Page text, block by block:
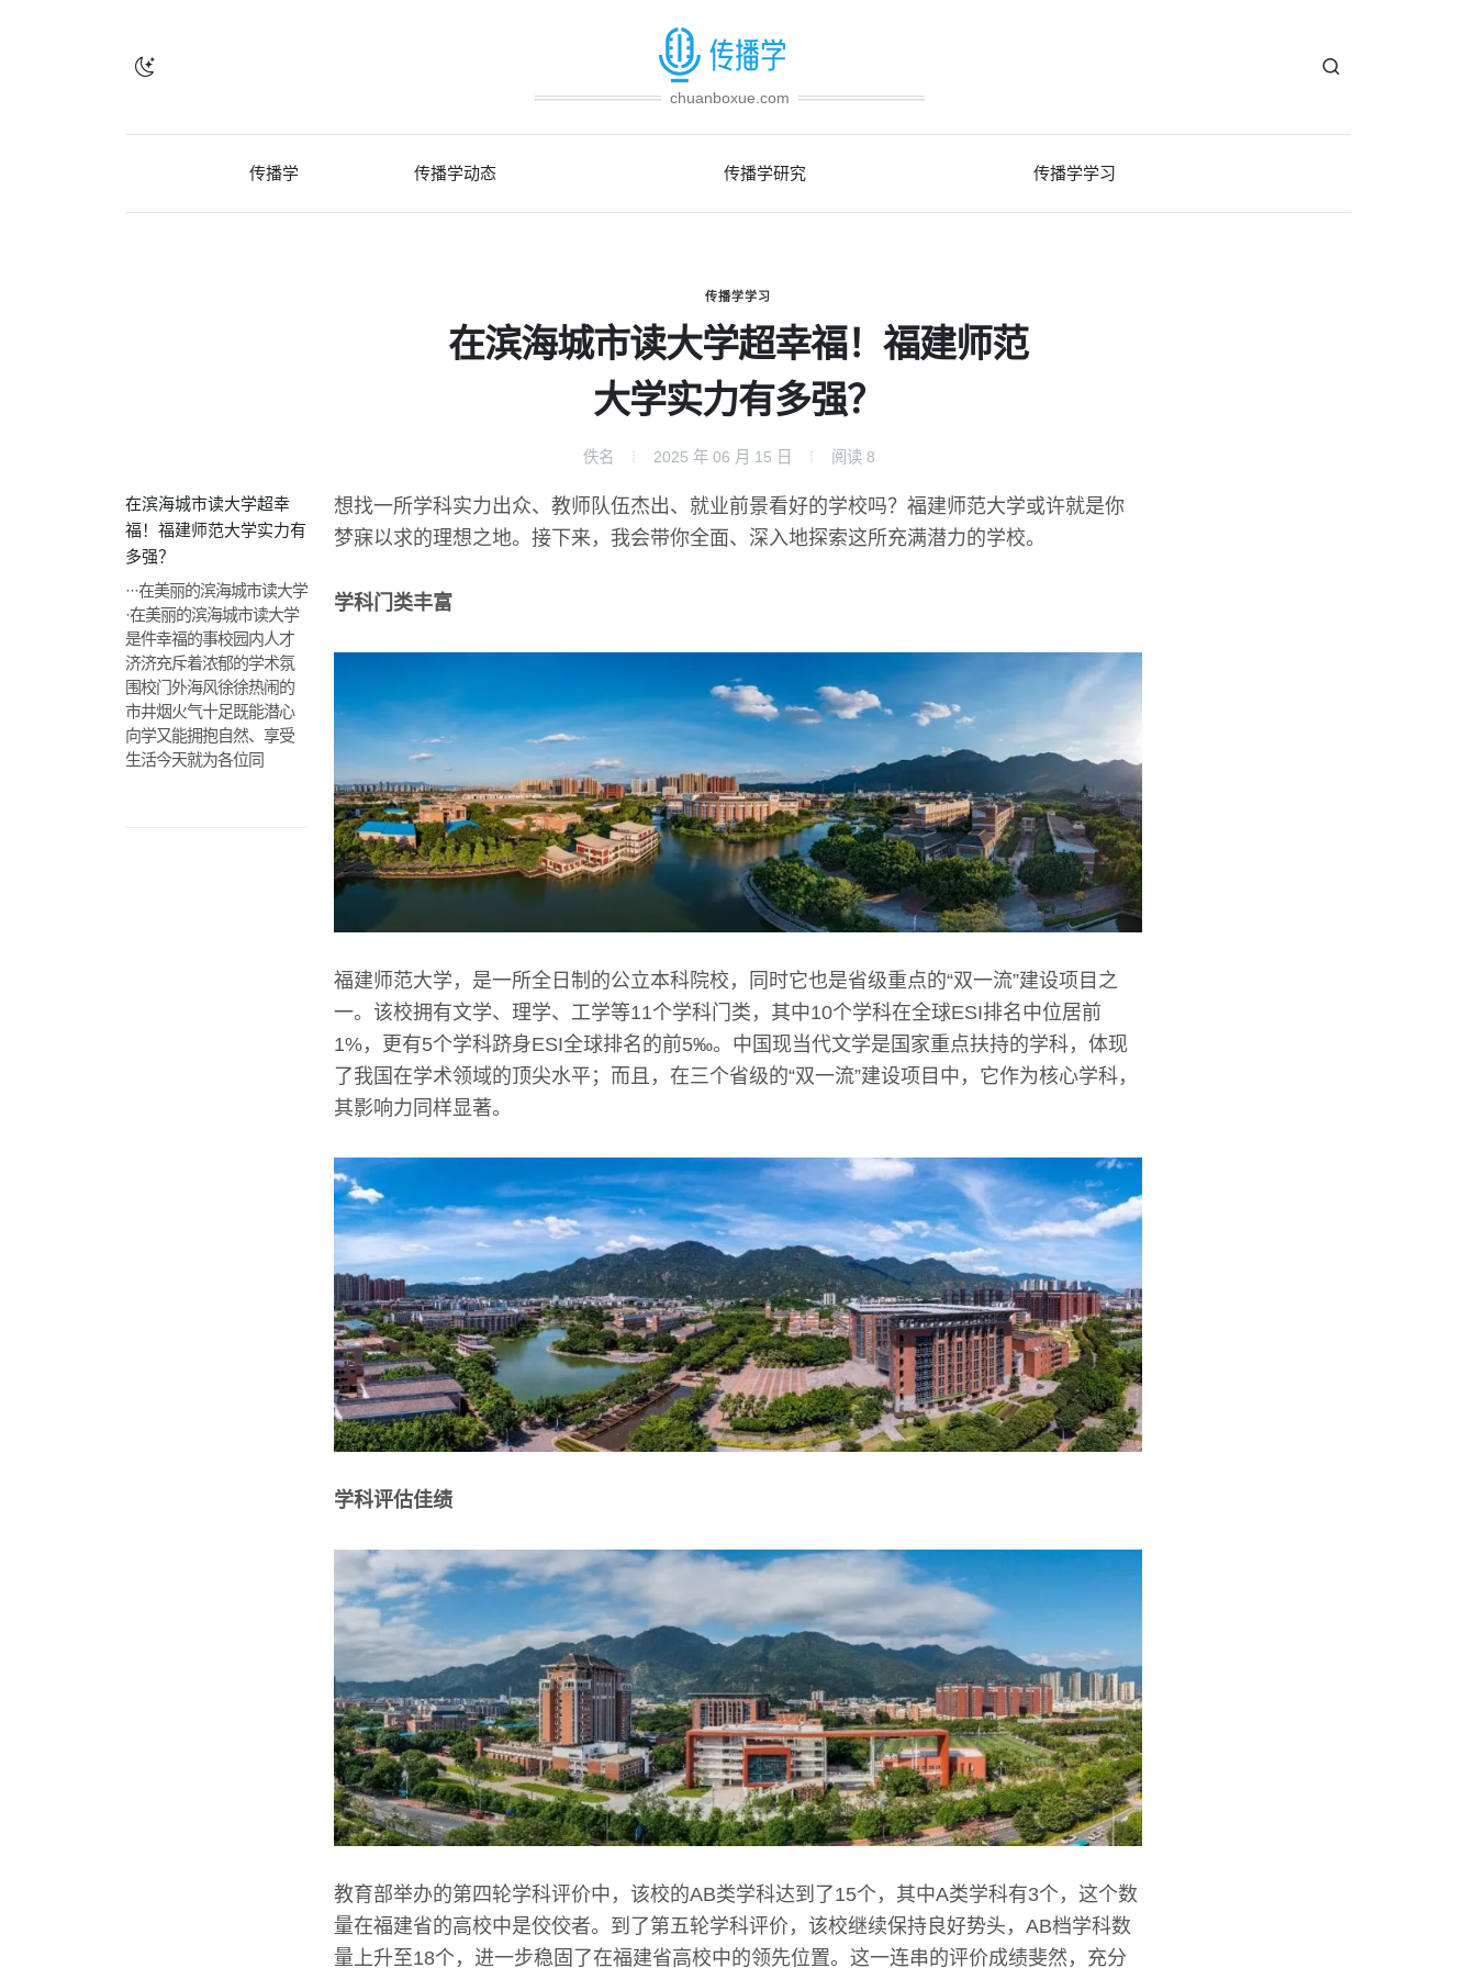
chuanboxue.com
传播学 传播学动态 传播学研究 传播学学习
传播学学习
在滨海城市读大学超幸福！福建师范
大学实力有多强？
佚名 2025 年 06 月 15 日 阅读 8
在滨海城市读大学超幸
福！福建师范大学实力有
多强？
···在美丽的滨海城市读大学
·在美丽的滨海城市读大学
是件幸福的事校园内人才
济济充斥着浓郁的学术氛
围校门外海风徐徐热闹的
市井烟火气十足既能潜心
向学又能拥抱自然、享受
生活今天就为各位同
想找一所学科实力出众、教师队伍杰出、就业前景看好的学校吗？福建师范大学或许就是你
梦寐以求的理想之地。接下来，我会带你全面、深入地探索这所充满潜力的学校。
学科门类丰富
福建师范大学，是一所全日制的公立本科院校，同时它也是省级重点的“双一流”建设项目之
一。该校拥有文学、理学、工学等11个学科门类，其中10个学科在全球ESI排名中位居前
1%，更有5个学科跻身ESI全球排名的前5‰。中国现当代文学是国家重点扶持的学科，体现
了我国在学术领域的顶尖水平；而且，在三个省级的“双一流”建设项目中，它作为核心学科，
其影响力同样显著。
学科评估佳绩
教育部举办的第四轮学科评价中，该校的AB类学科达到了15个，其中A类学科有3个，这个数
量在福建省的高校中是佼佼者。到了第五轮学科评价，该校继续保持良好势头，AB档学科数
量上升至18个，进一步稳固了在福建省高校中的领先位置。这一连串的评价成绩斐然，充分